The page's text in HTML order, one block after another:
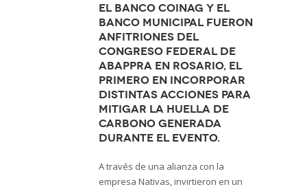
El Banco Coinag y el
Banco Municipal fueron
anfitriones del
Congreso Federal de
ABAPPRA en Rosario, el
primero en incorporar
distintas acciones para
mitigar la huella de
carbono generada
durante el evento.
A través de una alianza con la
empresa Nativas, invirtieron en un